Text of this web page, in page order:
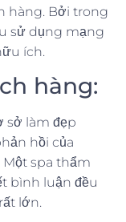
hàng. Bởi trong
sử dụng mạng
ích.
hàng:
sở làm đẹp
hồi của
spa thẩm
bình luận đều
lớn.